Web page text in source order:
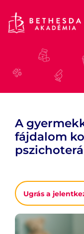
A
fájdalom
Ugrás a